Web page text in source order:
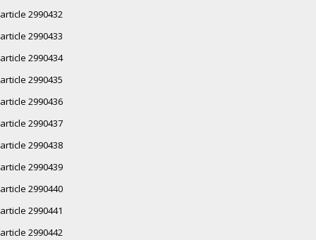
article 2990432
article 2990433
article 2990434
article 2990435
article 2990436
article 2990437
article 2990438
article 2990439
article 2990440
article 2990441
article 2990442